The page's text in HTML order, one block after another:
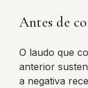
Antes de
O laudo que
anterior
a negativa